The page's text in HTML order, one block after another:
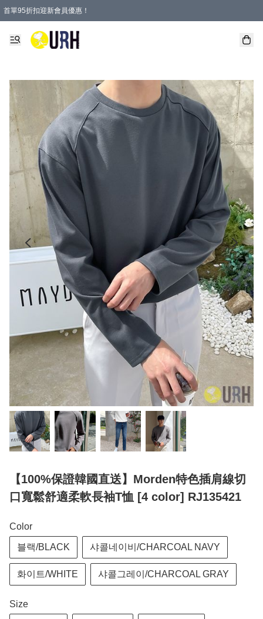
首單95折扣迎新會員優惠！
特選會員可享全單低至 95 折優惠！
單一訂單滿HKD600(澳門HKD800)包郵寄順豐送到家。
【100%保證韓國直送】Morden特色插肩線切
口寬鬆舒適柔軟長袖T恤 [4 color] RJ135421
Color
블랙/BLACK 샤콜네이비/CHARCOAL NAVY
화이트/WHITE 샤콜그레이/CHARCOAL GRAY
Size